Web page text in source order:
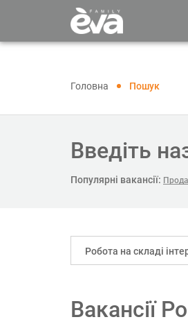
Головна Пошук
Введіть
Популярні вакансії:
Робота на складі
Вакансії